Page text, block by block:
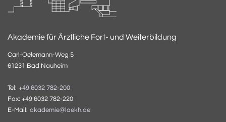
Akademie für Ärztliche Fort- und Weiterbildung
Carl-Oelemann-Weg 5
61231 Bad Nauheim
Tel: +49 6032 782-200
Fax: +49 6032 782-220
E-Mail: akademie@laekh.de